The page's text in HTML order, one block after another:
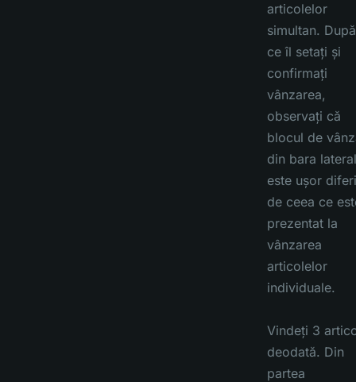
articolelor
simultan. După
ce îl setați și
confirmați
vânzarea,
observați că
blocul de
din bara
este ușor
de ceea ce
prezentat la
vânzarea
articolelor
individuale.
Vindeți 3
deodată. Din
partea